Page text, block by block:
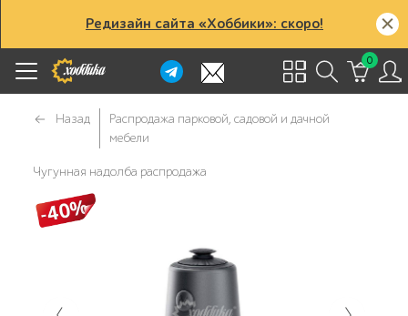
Редизайн сайта «Хоббики»: скоро!
0
Назад
Распродажа парковой, садовой и дачной
мебели
Чугунная надолба распродажа